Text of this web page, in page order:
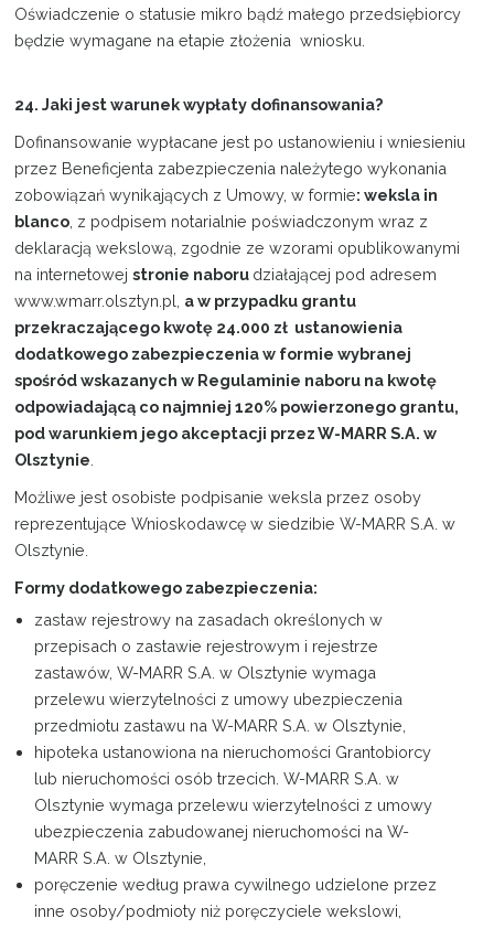
Oświadczenie o statusie mikro bądź małego przedsiębiorcy
będzie wymagane na etapie złożenia wniosku.
24. Jaki jest warunek wypłaty dofinansowania?
Dofinansowanie wypłacane jest po ustanowieniu i wniesieniu
przez Beneficjenta zabezpieczenia należytego wykonania
zobowiązań wynikających z Umowy, w formie: weksla in
blanco , z podpisem notarialnie poświadczonym wraz z
deklaracją wekslową, zgodnie ze wzorami opublikowanymi
na internetowejstronie naboru działającej pod adresem
www.wmarr.olsztyn.pl, a w przypadku grantu
przekraczającego kwotę 24.000 zł ustanowienia
dodatkowego zabezpieczenia w formie wybranej
spośród wskazanych w Regulaminie naboru na kwotę
odpowiadającą co najmniej 120% powierzonego grantu,
pod warunkiem jego akceptacji przez W-MARR S.A. w
Olsztynie
Możliwe jest osobiste podpisanie weksla przez osoby
reprezentujące Wnioskodawcę w siedzibie W-MARR S.A. w
Olsztynie.
Formy dodatkowego zabezpieczenia:
zastaw rejestrowy na zasadach określonych w
przepisach o zastawie rejestrowym i rejestrze
zastawów, W-MARR S.A. w Olsztynie wymaga
przelewu wierzytelności z umowy ubezpieczenia
przedmiotu zastawu na W-MARR S.A. w Olsztynie,
hipoteka ustanowiona na nieruchomości Grantobiorcy
lub nieruchomości osób trzecich. W-MARR S.A. w
Olsztynie wymaga przelewu wierzytelności z umowy
ubezpieczenia zabudowanej nieruchomości na W-
MARR S.A. w Olsztynie,
poręczenie według prawa cywilnego udzielone przez
inne osoby/podmioty niż poręczyciele wekslowi,